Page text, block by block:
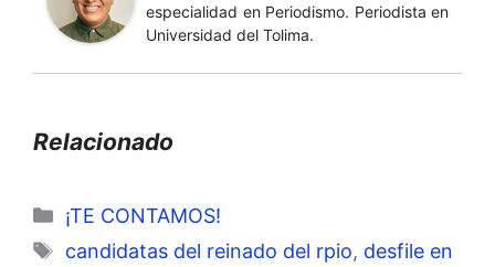
especialidad en Periodismo. Periodista en
Universidad del Tolima.
Relacionado
Categorías
¡TE CONTAMOS!
Etiquetas
candidatas del reinado del rpio, desfile en